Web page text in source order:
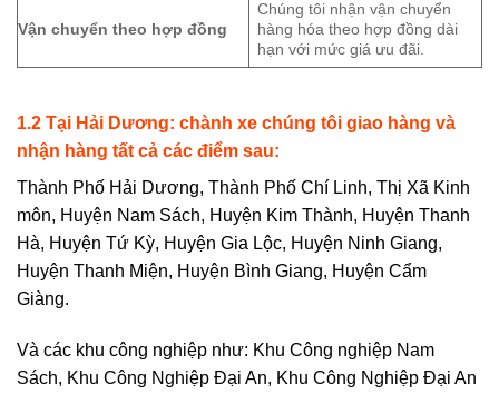
Vận chuyển theo hợp đồng
Chúng tôi nhận vận chuyển
hàng hóa theo hợp đồng dài
hạn với mức giá ưu đãi.
1.2 Tại Hải Dương: chành xe chúng tôi giao hàng và
nhận hàng tất cả các điểm sau:
Thành Phố Hải Dương, Thành Phố Chí Linh, Thị Xã Kinh
môn, Huyện Nam Sách, Huyện Kim Thành, Huyện Thanh
Hà, Huyện Tứ Kỳ, Huyện Gia Lộc, Huyện Ninh Giang,
Huyện Thanh Miện, Huyện Bình Giang, Huyện Cẩm
Giàng.
Và các khu công nghiệp như: Khu Công nghiệp Nam
Sách, Khu Công Nghiệp Đại An, Khu Công Nghiệp Đại An